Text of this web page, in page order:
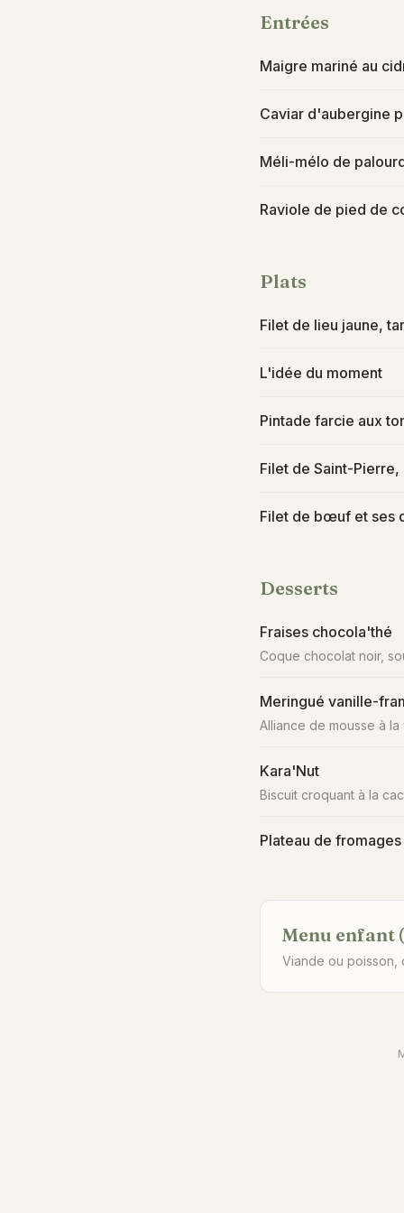
Entrées
Maigre mariné au
Caviar d'aubergine
Méli-mélo de
Raviole de pied de
Plats
Filet de lieu jaune,
L'idée du moment
Pintade farcie aux
Filet de Saint-
Filet de bœuf et ses
Desserts
Fraises chocola'thé
Coque chocolat noir,
Meringué vanille-
Alliance de mousse à
Kara'Nut
Biscuit croquant à la
Plateau de
Menu enfant
Viande ou poisson,